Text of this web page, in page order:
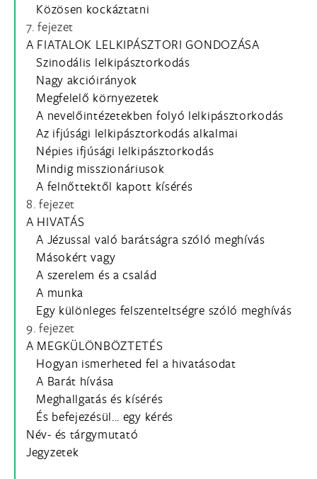
Közösen kockáztatni
7. fejezet
A FIATALOK LELKIPÁSZTORI GONDOZÁSA
Szinodális lelkipásztorkodás
Nagy akcióirányok
Megfelelő környezetek
A nevelőintézetekben folyó lelkipásztorkodás
Az ifjúsági lelkipásztorkodás alkalmai
Népies ifjúsági lelkipásztorkodás
Mindig misszionáriusok
A felnőttektől kapott kísérés
8. fejezet
A HIVATÁS
A Jézussal való barátságra szóló meghívás
Másokért vagy
A szerelem és a család
A munka
Egy különleges felszenteltségre szóló meghívás
9. fejezet
A MEGKÜLÖNBÖZTETÉS
Hogyan ismerheted fel a hivatásodat
A Barát hívása
Meghallgatás és kísérés
És befejezésül... egy kérés
Név- és tárgymutató
Jegyzetek